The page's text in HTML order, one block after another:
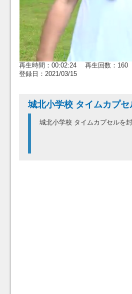
再生時間：00:02:24 再生回数：160
登録日：2021/03/15
城北小学校 タイムカプセ
城北小学校 タイムカプセルを